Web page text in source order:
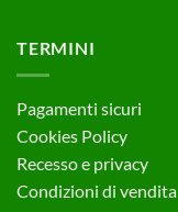
TERMINI
Pagamenti sicuri
Cookies Policy
Recesso e privacy
Condizioni di vendita